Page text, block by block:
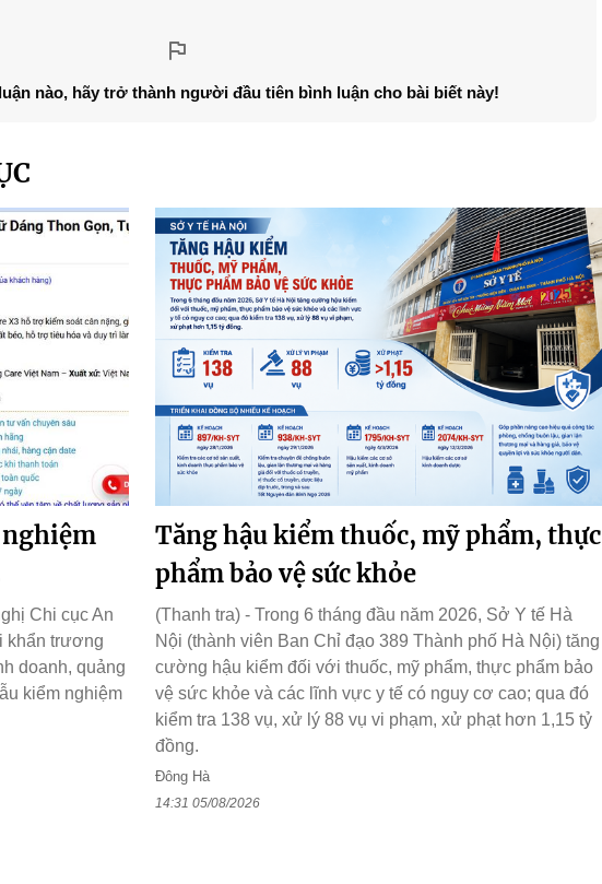
nào, hãy trở thành người đầu tiên bình luận cho bài biết này!
Chi cục An
khẩn trương
doanh, quảng
kiểm nghiệm
Tăng hậu kiểm thuốc, mỹ phẩm, thực
phẩm bảo vệ sức khỏe
(Thanh tra) - Trong 6 tháng đầu năm 2026, Sở Y tế Hà
Nội (thành viên Ban Chỉ đạo 389 Thành phố Hà Nội) tăng
cường hậu kiểm đối với thuốc, mỹ phẩm, thực phẩm bảo
vệ sức khỏe và các lĩnh vực y tế có nguy cơ cao; qua đó
kiểm tra 138 vụ, xử lý 88 vụ vi phạm, xử phạt hơn 1,15 tỷ
đồng.
Đông Hà
14:31 05/08/2026